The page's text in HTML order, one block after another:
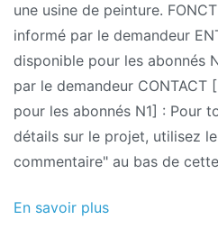
projets
11/2011:
Projet
d'une
usine
de
une usine de peinture.
informé par le demandeur
disponible pour les abonnés
par le demandeur CONTACT
pour les abonnés N1] : Pour
détails sur le projet, utilisez
commentaire" au bas de
En savoir plus